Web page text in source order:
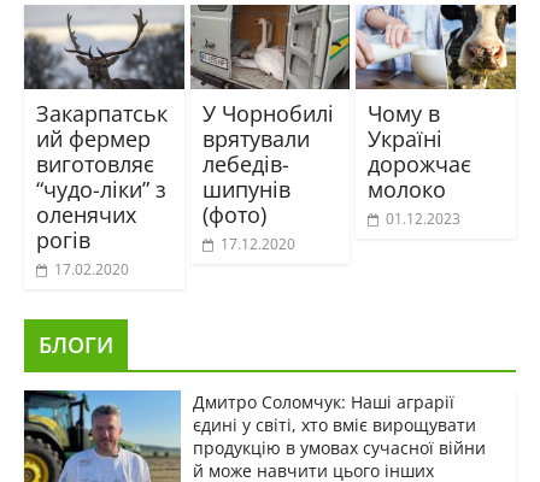
Закарпатськ
ий фермер
виготовляє
“чудо-ліки” з
оленячих
рогів
17.02.2020
У Чорнобилі
врятували
лебедів-
шипунів
(фото)
17.12.2020
Чому в
Україні
дорожчає
молоко
01.12.2023
БЛОГИ
Дмитро Соломчук: Наші аграрії
єдині у світі, хто вміє вирощувати
продукцію в умовах сучасної війни
й може навчити цього інших